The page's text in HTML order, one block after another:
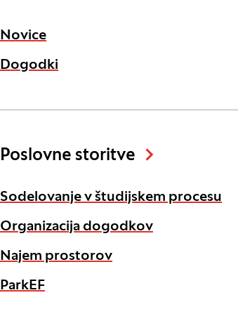
Novice
Dogodki
Poslovne storitve
Sodelovanje v študijskem procesu
Organizacija dogodkov
Najem prostorov
ParkEF